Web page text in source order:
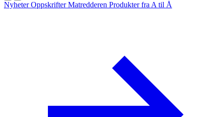
NyheterOppskrifterMatredderen Produkter fra A til Å